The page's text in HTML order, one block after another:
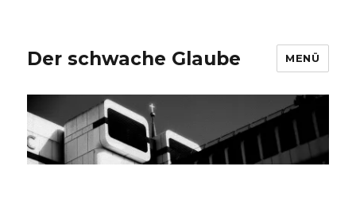
Der schwache Glaube MENÜ